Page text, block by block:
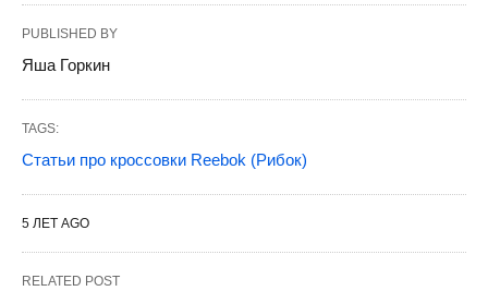
PUBLISHED BY
Яша Горкин
TAGS:
Статьи про кроссовки Reebok (Рибок)
5 ЛЕТ AGO
RELATED POST